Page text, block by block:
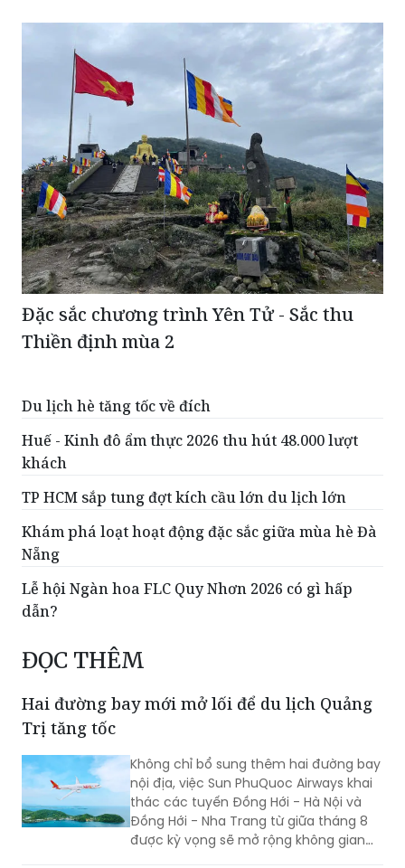
Đặc sắc chương trình Yên Tử - Sắc thu
Thiền định mùa 2
Du lịch hè tăng tốc về đích
Huế - Kinh đô ẩm thực 2026 thu hút 48.000 lượt
khách
TP HCM sắp tung đợt kích cầu lớn du lịch lớn
Khám phá loạt hoạt động đặc sắc giữa mùa hè Đà
Nẵng
Lễ hội Ngàn hoa FLC Quy Nhơn 2026 có gì hấp
dẫn?
ĐỌC THÊM
Hai đường bay mới mở lối để du lịch Quảng
Trị tăng tốc
Không chỉ bổ sung thêm hai đường bay
nội địa, việc Sun PhuQuoc Airways khai
thác các tuyến Đồng Hới - Hà Nội và
Đồng Hới - Nha Trang từ giữa tháng 8
được kỳ vọng sẽ mở rộng không gian